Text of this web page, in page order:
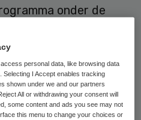
onder de
Gezondheidszorg
vorig jaar nog dat
volwaardig VMS in
niet
personal data, like browsing data
Selecting I Accept enables tracking
shown under we and our partners
All or withdrawing your consent will
some content and ads you see may not
this menu to change your choices or